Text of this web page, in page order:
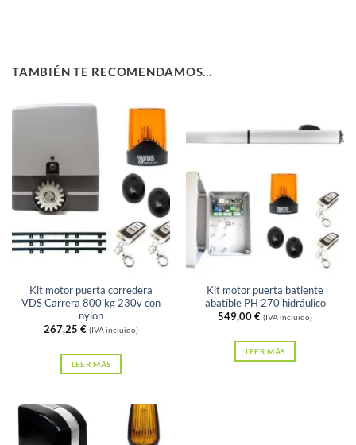
TAMBIÉN TE RECOMENDAMOS…
Kit motor puerta corredera
VDS Carrera 800 kg 230v con
nylon
267,25 € (IVA incluido)
LEER MÁS
Sin existencias
Kit motor puerta batiente
abatible PH 270 hidráulico
549,00€ (IVA incluido)
LEER MÁS